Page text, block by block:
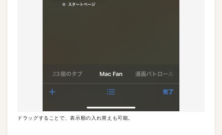
ドラッグすることで、表示順の入れ替えも可能。